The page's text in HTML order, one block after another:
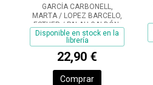
GARCÍA CARBONELL,
MARTA / LOPEZ BARCELO,
ESTHER / PALAU GALDÓN,
MARIA
Disponible en stock en la
librería
22,90 €
Comprar